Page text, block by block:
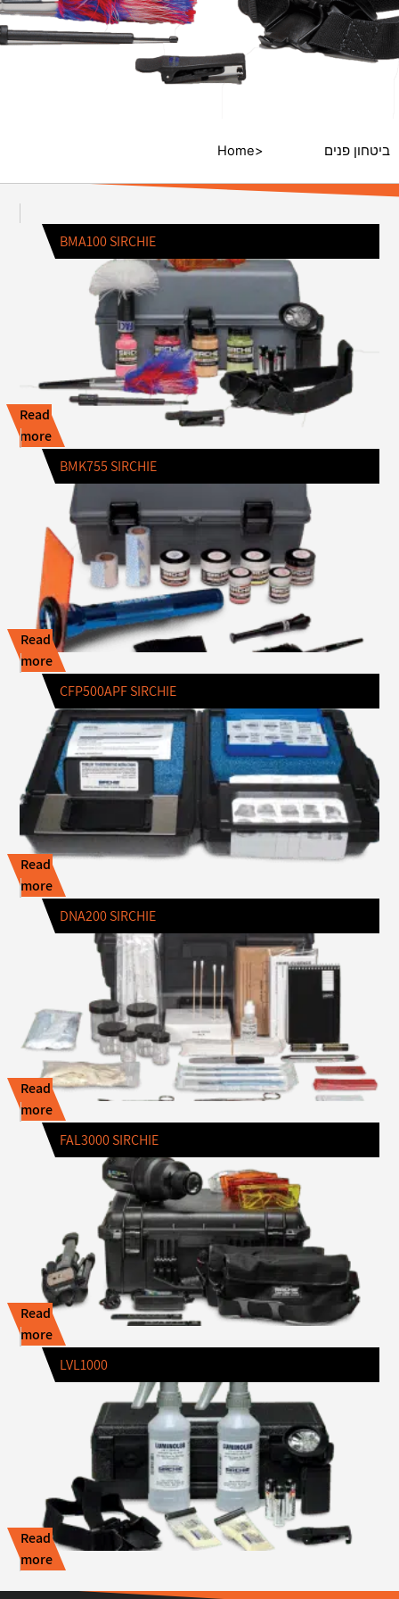
Home ביטחון פנים
BMA100 SIRCHIE
Read
more
BMK755 SIRCHIE
Read
more
CFP500APF SIRCHIE
Read
more
DNA200 SIRCHIE
Read
more
FAL3000 SIRCHIE
Read
more
LVL1000
Read
more